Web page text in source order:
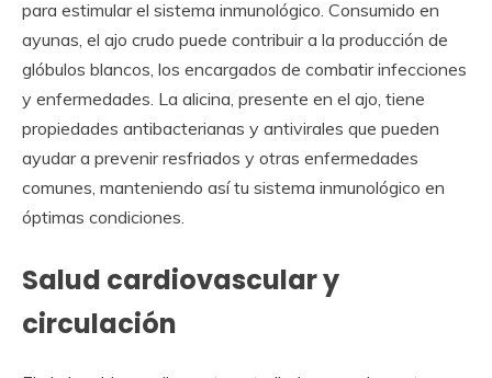
para estimular el sistema inmunológico. Consumido en
ayunas, el ajo crudo puede contribuir a la producción de
glóbulos blancos, los encargados de combatir infecciones
y enfermedades. La alicina, presente en el ajo, tiene
propiedades antibacterianas y antivirales que pueden
ayudar a prevenir resfriados y otras enfermedades
comunes, manteniendo así tu sistema inmunológico en
óptimas condiciones.
Salud cardiovascular y
circulación